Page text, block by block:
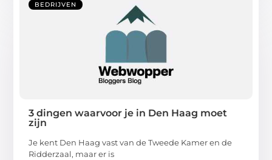
BEDRIJVEN
3 dingen waarvoor je in Den Haag moet
zijn
Je kent Den Haag vast van de Tweede Kamer en de
Ridderzaal, maar er is